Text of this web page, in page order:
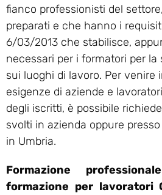
fianco professionisti del
preparati e che hanno i
6/03/2013 che stabilisce,
necessari per i formatori per la
sui luoghi di lavoro. Per venire
esigenze di aziende e
degli iscritti, è possibile
svolti in azienda oppure
in Umbria.
Formazione
formazione per lavoratori